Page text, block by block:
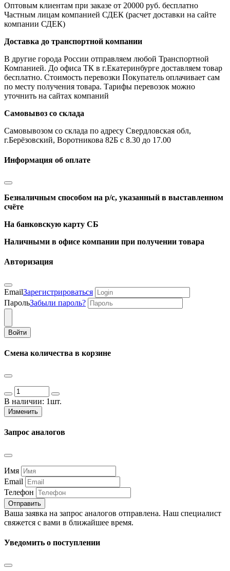
Оптовым клиентам при заказе от 20000 руб. бесплатно
Частным лицам компанией СДЕК (расчет доставки на сайте
компании СДЕК)
Доставка до транспортной компании
В другие города России отправляем любой Транспортной
Компанией. До офиса ТК в г.Екатеринбурге доставляем товар
бесплатно. Стоимость перевозки Покупатель оплачивает сам
по месту получения товара. Тарифы перевозок можно
уточнить на сайтах компаний
Самовывоз со склада
Самовывозом со склада по адресу Свердловская обл,
г.Берёзовский, Воротникова 82Б с 8.30 до 17.00
Информация об оплате
Безналичным способом на р/с, указанный в выставленном
счёте
На банковскую карту СБ
Наличными в офисе компании при получении товара
Авторизация
EmailЗарегистрироваться
ПарольЗабыли пароль?
Войти
Смена количества в корзине
В наличии: 1шт.
Изменить
Запрос аналогов
Имя
Email
Телефон
Отправить
Ваша заявка на запрос аналогов отправлена. Наш специалист
свяжется с вами в ближайшее время.
Уведомить о поступлении